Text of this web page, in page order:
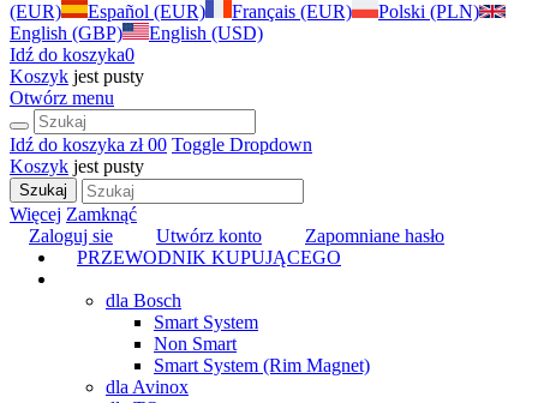
(EUR)
Español (EUR) Français (EUR)
Polski (PLN)
English (GBP)
English (USD)
Idź do koszyka0
Koszyk jest pusty
Otwórz menu
Idź do koszyka zł 00 Toggle Dropdown
Koszyk jest pusty
Szukaj
Więcej Zamknąć
Zaloguj sie
Utwórz konto
Zapomniane hasło
PRZEWODNIK KUPUJĄCEGO
dla Bosch
Smart System
Non Smart
Smart System (Rim Magnet)
dla Avinox